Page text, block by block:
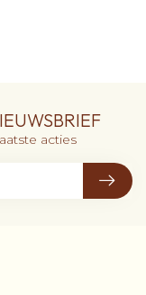
acties